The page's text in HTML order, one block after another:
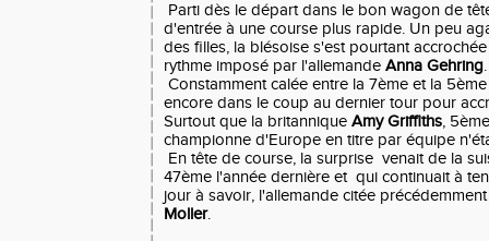
Parti dès le départ dans le bon wagon de
d'entrée à une course plus rapide. Un peu
des filles, la blésoise s'est pourtant
rythme imposé par l'allemande Anna Gehring.
Constamment calée entre la 7ème et la
encore dans le coup au dernier tour pour
Surtout que la britannique Amy Griffiths,
championne d'Europe en titre par équipe
En tête de course, la surprise venait de la
47ème l'année dernière et qui continuait à
jour à savoir, l'allemande citée
Moller.